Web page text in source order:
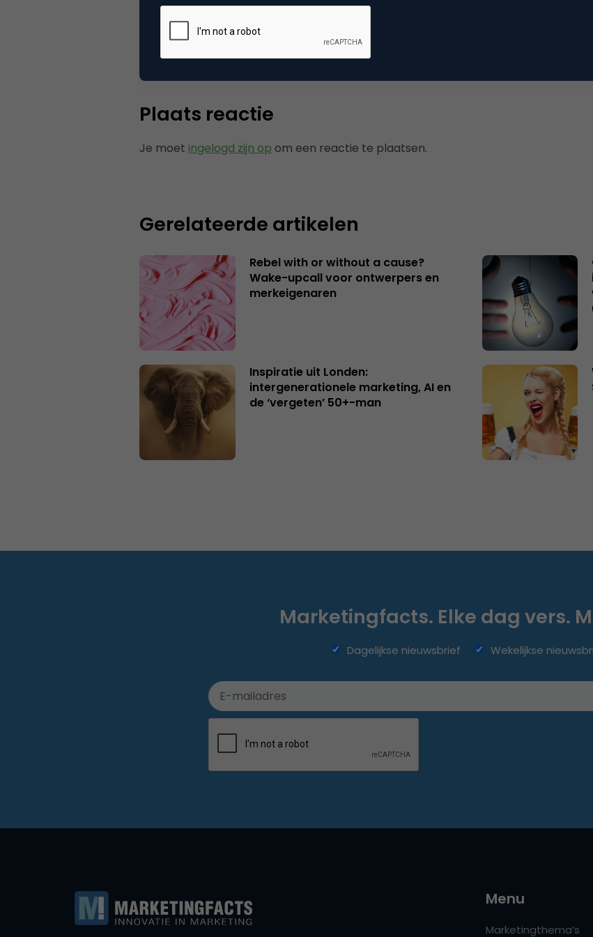
Categorie Commerce
Plaats reactie
Je moet ingelogd zijn op om een reactie te plaatsen.
Gerelateerde artikelen
Rebel with or without a cause?
Wake-upcall voor ontwerpers en
merkeigenaren
Inspiratie uit Londen:
intergenerationele marketing, AI en
de ‘vergeten’ 50+-man
Marketingfacts. Elke dag vers.
Dagelijkse nieuwsbrief Wekelijkse
Menu
Marketingthema’s